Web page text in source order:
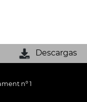
Descargas
nº 1